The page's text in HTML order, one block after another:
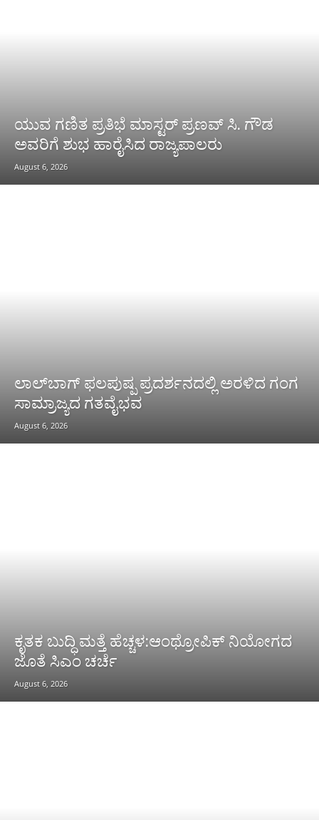
ಯುವ ಗಣಿತ ಪ್ರತಿಭೆ ಮಾಸ್ಟರ್ ಪ್ರಣವ್ ಸಿ. ಗೌಡ
ಅವರಿಗೆ ಶುಭ ಹಾರೈಸಿದ ರಾಜ್ಯಪಾಲರು
August 6, 2026
ಲಾಲ್‌ಬಾಗ್ ಫಲಪುಷ್ಪ ಪ್ರದರ್ಶನದಲ್ಲಿ ಅರಳಿದ ಗಂಗ
ಸಾಮ್ರಾಜ್ಯದ ಗತವೈಭವ
August 6, 2026
ಕೃತಕ ಬುದ್ಧಿ ಮತ್ತೆ ಹೆಚ್ಚಳ:ಆಂಥ್ರೋಪಿಕ್ ನಿಯೋಗದ
ಜೊತೆ ಸಿಎಂ ಚರ್ಚೆ
August 6, 2026